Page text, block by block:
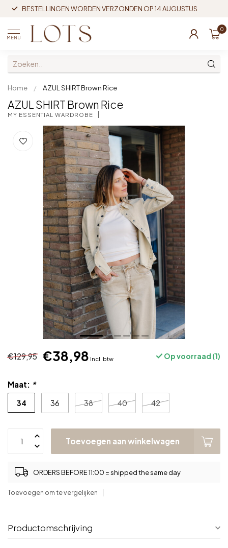
BESTELLINGEN WORDEN VERZONDEN OP 14 AUGUSTUS
MENU
0
Home / AZUL SHIRT Brown Rice
AZUL SHIRT Brown Rice
MY ESSENTIAL WARDROBE
€129,95 €38,98 Incl. btw Op voorraad (1)
Maat: *
34 36 38 40 42
Toevoegen aan winkelwagen
ORDERS BEFORE 11:00 = shipped the same day
Toevoegen om te vergelijken
Productomschrijving